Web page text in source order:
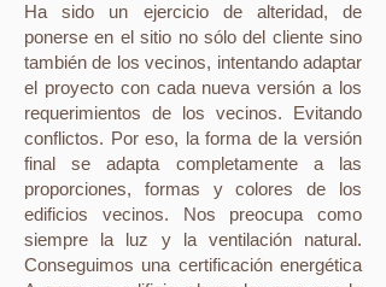
Ha sido un ejercicio de alteridad, de
ponerse en el sitio no sólo del cliente sino
también de los vecinos, intentando adaptar
el proyecto con cada nueva versión a los
requerimientos de los vecinos. Evitando
conflictos. Por eso, la forma de la versión
final se adapta completamente a las
proporciones, formas y colores de los
edificios vecinos. Nos preocupa como
siempre la luz y la ventilación natural.
Conseguimos una certificación energética